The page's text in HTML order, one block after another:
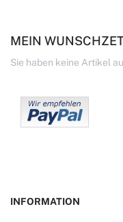
MEIN
Sie haben keine Artikel
INFORMATION